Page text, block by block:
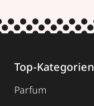
Top-Kategorien
Parfum